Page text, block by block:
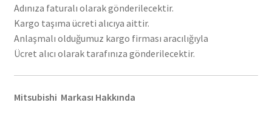
Adınıza faturalı olarak gönderilecektir.
Kargo taşıma ücreti alıcıya aittir.
Anlaşmalı olduğumuz kargo firması aracılığıyla
Ücret alıcı olarak tarafınıza gönderilecektir.
Mitsubishi Markası Hakkında